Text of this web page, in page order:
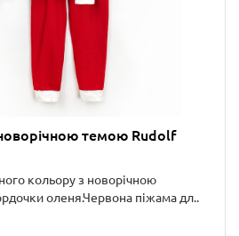
темою Rudolf
кольору з новорічною
оленя.Червона піжама дл..